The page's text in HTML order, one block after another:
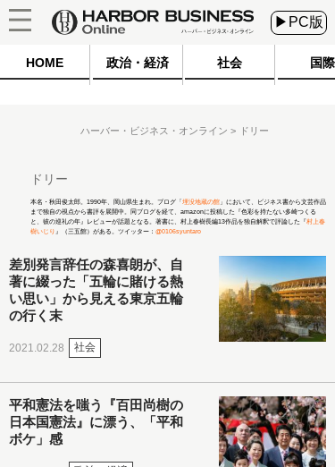
▶PC版
HOME 政治・経済 社会 国際
ハーバー・ビジネス・オンライン ドリー
ドリー
本名・秋田俊太郎。1990年、岡山県生まれ。ブログ「埋没地蔵の館 」において、ビジネス書から文芸作品
まで独自の視点から書評を展開中。同ブログを経て、amazonに投稿した『色彩を持たない多崎つくる
と、彼の巡礼の年』レビューが話題となる。著書に、村上春樹長編13作品を独自解釈で評論した『村上春
樹いじり 』（三五館）がある。ツイッター： @0106syuntaro
差別発言辞任の森喜朗が、自
著に綴った「五輪に賭ける熱
い思い」から見える東京五輪
の行く末
2021.02.28 社会
平和憲法を嗤う『百田尚樹の
日本国憲法』に漂う、「平和
ボケ」感